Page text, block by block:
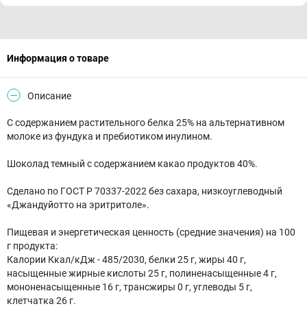
Информация о товаре
Описание
С содержанием растительного белка 25% на альтернативном
молоке из фундука и пребиотиком инулином.
Шоколад темный с содержанием какао продуктов 40%.
Сделано по ГОСТ Р 70337-2022 без сахара, низкоуглеводный
«Джандуйотто на эритритоле».
Пищевая и энергетическая ценность (средние значения) на 100
г продукта:
Калории Ккал/кДж - 485/2030, белки 25 г, жиры 40 г,
насыщенные жирные кислоты 25 г, полиненасыщенные 4 г,
мононенасыщенные 16 г, трансжиры 0 г, углеводы 5 г,
клетчатка 26 г.